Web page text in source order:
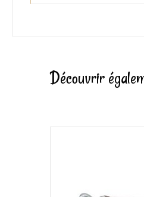
Découvrir